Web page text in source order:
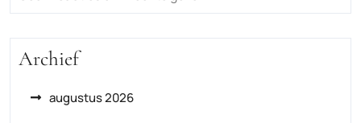
Archief
augustus 2026